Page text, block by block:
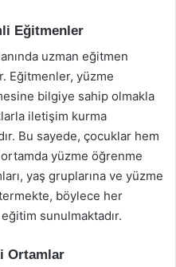
Eğitmenler
uzman eğitmen
Eğitmenler, yüzme
bilgiye sahip olmakla
iletişim kurma
Bu sayede, çocuklar hem
yüzme öğrenme
yaş gruplarına ve yüzme
böylece her
sunulmaktadır.
Ortamlar